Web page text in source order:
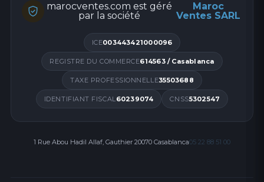
Réglage sans retirer le moniteur
Avec la tête de montage W1B, serrez ou
desserrez le pivot selon vos besoins en quelques
secondes seulement. Pas besoin de démonter le
marocventes.com est géré
par la société
Maroc
Ventes SARL
ICE003443421000096
REGISTRE DU COMMERCE614563 / Casablanca
TAXE PROFESSIONNELLE35503688
IDENTIFIANT FISCAL60239074 CNSS5302547
1 Rue Abou Hadil Allaf, Gauthier 20070 Casablanca05 22 88 51 00